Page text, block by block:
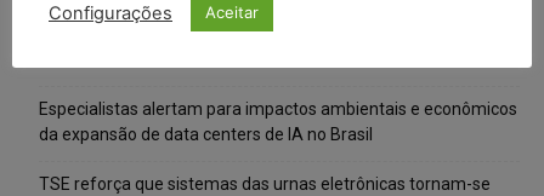
IA da Anthropic cria identidades falsas em teste de segurança
Especialistas alertam para impactos ambientais e econômicos
da expansão de data centers de IA no Brasil
TSE reforça que sistemas das urnas eletrônicas tornam-se
Configurações Aceitar